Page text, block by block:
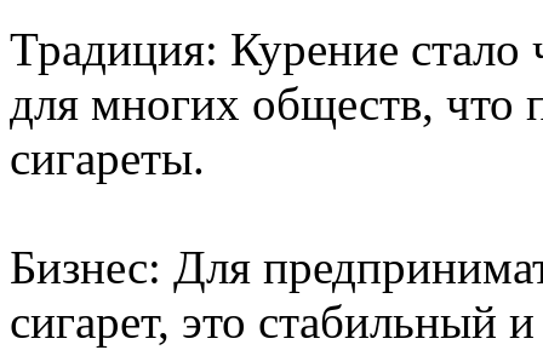
Традиция: Курение стало
для многих обществ, что
сигареты.
Бизнес: Для
сигарет, это стабильный